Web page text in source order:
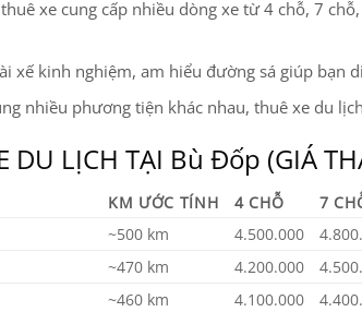
xe cung cấp nhiều dòng xe từ 4 chỗ, 7
xế kinh nghiệm, am hiểu đường sá giúp bạn
nhiều phương tiện khác nhau, thuê xe du
DU LỊCH TẠI Bù Đốp (GIÁ
KM ƯỚC TÍNH 4 CHỖ 7
~500 km 4.500.000
~470 km 4.200.000
~460 km 4.100.000